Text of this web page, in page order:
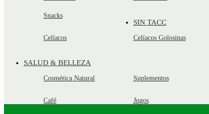
Snacks
SIN TACC
Celíacos Celíacos Golosinas
SALUD & BELLEZA
Cosmética Natural Suplementos
Café Jugos